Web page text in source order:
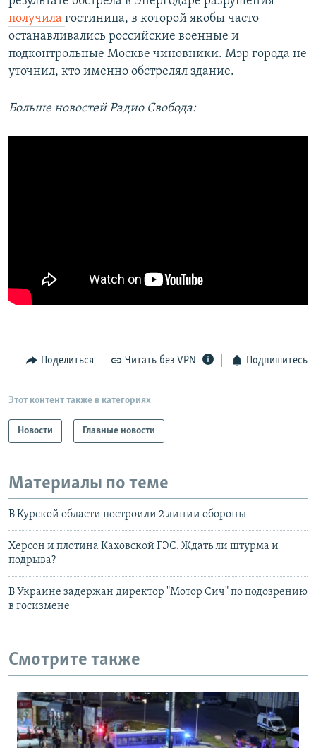
получила гостиница, в которой якобы часто
останавливались российские военные и
подконтрольные Москве чиновники. Мэр города не
уточнил, кто именно обстрелял здание.
Больше новостей Радио Свобода:
Поделиться Читать без VPN Подпишитесь
Этот контент также в категориях
Новости Главные новости
Материалы по теме
В Курской области построили 2 линии обороны
Херсон и плотина Каховской ГЭС. Ждать ли штурма и
подрыва?
В Украине задержан директор "Мотор Сич" по подозрению
в госизмене
Смотрите также